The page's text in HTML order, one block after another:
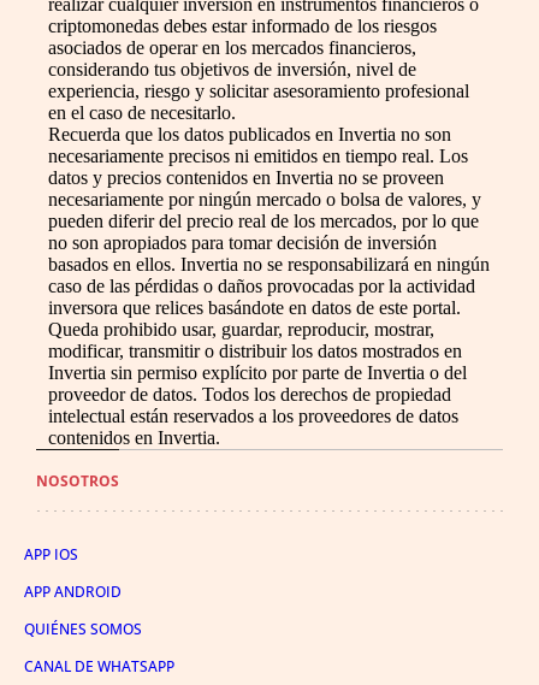
criptomonedas debes estar informado de los riesgos
asociados de operar en los mercados financieros,
considerando tus objetivos de inversión, nivel de
experiencia, riesgo y solicitar asesoramiento profesional
en el caso de necesitarlo.
Recuerda que los datos publicados en Invertia no son
necesariamente precisos ni emitidos en tiempo real. Los
datos y precios contenidos en Invertia no se proveen
necesariamente por ningún mercado o bolsa de valores, y
pueden diferir del precio real de los mercados, por lo que
no son apropiados para tomar decisión de inversión
basados en ellos. Invertia no se responsabilizará en ningún
caso de las pérdidas o daños provocadas por la actividad
inversora que relices basándote en datos de este portal.
Queda prohibido usar, guardar, reproducir, mostrar,
modificar, transmitir o distribuir los datos mostrados en
Invertia sin permiso explícito por parte de Invertia o del
proveedor de datos. Todos los derechos de propiedad
intelectual están reservados a los proveedores de datos
contenidos en Invertia.
NOSOTROS
APP IOS
APP ANDROID
QUIÉNES SOMOS
CANAL DE WHATSAPP